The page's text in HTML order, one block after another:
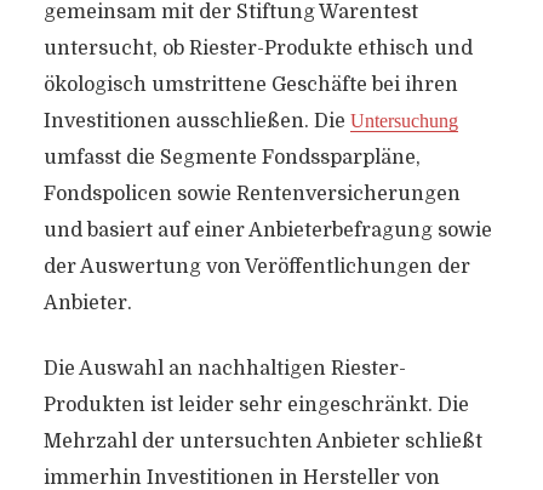
gemeinsam mit der Stiftung Warentest
untersucht, ob Riester-Produkte ethisch und
ökologisch umstrittene Geschäfte bei ihren
Investitionen ausschließen. Die Untersuchung
umfasst die Segmente Fondssparpläne,
Fondspolicen sowie Rentenversicherungen
und basiert auf einer Anbieterbefragung sowie
der Auswertung von Veröffentlichungen der
Anbieter.
Die Auswahl an nachhaltigen Riester-
Produkten ist leider sehr eingeschränkt. Die
Mehrzahl der untersuchten Anbieter schließt
immerhin Investitionen in Hersteller von